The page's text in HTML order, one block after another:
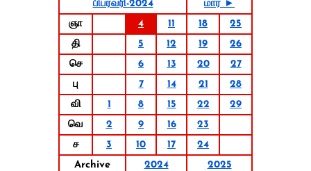
பிப்ரவரி-2024
மார் ►
ஞா
4 11 18
25
தி
5 12 19
26
செ
6 13 20
27
பு
7 14 21
28
வி
1 8 15 22
29
வெ
2 9 16
23
ச
3 10 17
24
Archive
2024 2025